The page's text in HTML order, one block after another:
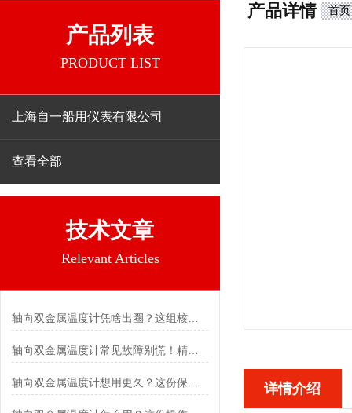
产品列表
PRODUCT LIST
上海自一船用仪表有限公司
查看全部
技术文章
Relevant Articles
轴向双金属温度计凭啥出圈？这组核心特点给出了答案
轴向双金属温度计常见故障别慌！精准定位，轻松搞定难题
产品详情 首页
详情介绍